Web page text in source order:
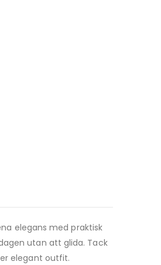
elegans med praktisk
utan att glida. Tack
elegant outfit.